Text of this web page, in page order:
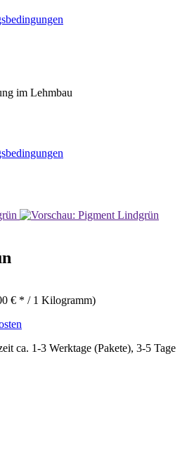
im Lehmbau
€ * / 1 Kilogramm)
ca. 1-3 Werktage (Pakete), 3-5 Tage